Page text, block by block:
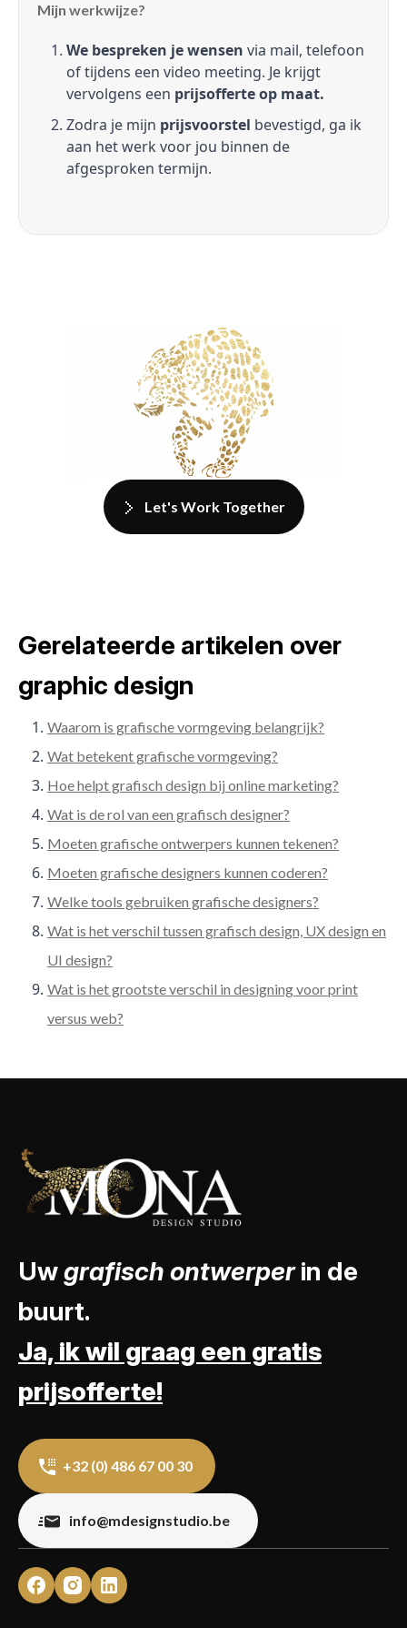
Mijn werkwijze?
We bespreken je wensen via mail, telefoon
of tijdens een video meeting. Je krijgt
vervolgens een prijsofferte op maat.
Zodra je mijn prijsvoorstel bevestigd, ga ik
aan het werk voor jou binnen de
afgesproken termijn.
Let's Work Together
Gerelateerde artikelen over
graphic design
Waarom is grafische vormgeving belangrijk?
Wat betekent grafische vormgeving?
Hoe helpt grafisch design bij online marketing?
Wat is de rol van een grafisch designer?
Moeten grafische ontwerpers kunnen tekenen?
Moeten grafische designers kunnen coderen?
Welke tools gebruiken grafische designers?
Wat is het verschil tussen grafisch design, UX design en
UI design?
Wat is het grootste verschil in designing voor print
versus web?
Uwgrafisch ontwerperin de
buurt.
Ja, ik wil graag een gratis
prijsofferte!
+32 (0) 486 67 00 30
info@mdesignstudio.be